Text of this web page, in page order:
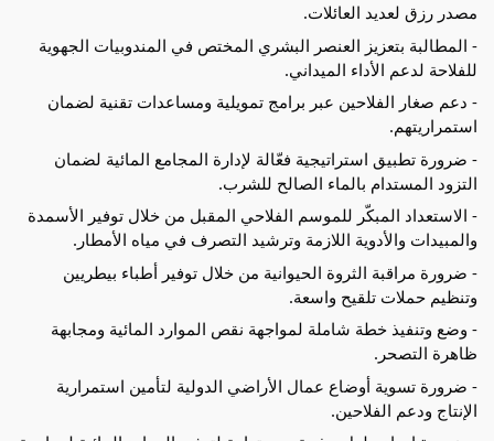
مصدر رزق لعديد العائلات.
- المطالبة بتعزيز العنصر البشري المختص في المندوبيات الجهوية
للفلاحة لدعم الأداء الميداني.
- دعم صغار الفلاحين عبر برامج تمويلية ومساعدات تقنية لضمان
استمراريتهم.
- ضرورة تطبيق استراتيجية فعّالة لإدارة المجامع المائية لضمان
التزود المستدام بالماء الصالح للشرب.
- الاستعداد المبكّر للموسم الفلاحي المقبل من خلال توفير الأسمدة
والمبيدات والأدوية اللازمة وترشيد التصرف في مياه الأمطار.
- ضرورة مراقبة الثروة الحيوانية من خلال توفير أطباء بيطريين
وتنظيم حملات تلقيح واسعة.
- وضع وتنفيذ خطة شاملة لمواجهة نقص الموارد المائية ومجابهة
ظاهرة التصحر.
- ضرورة تسوية أوضاع عمال الأراضي الدولية لتأمين استمرارية
الإنتاج ودعم الفلاحين.